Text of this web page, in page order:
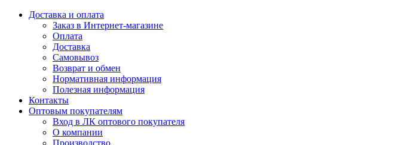
Доставка и оплата
Заказ в Интернет-магазине
Оплата
Доставка
Самовывоз
Возврат и обмен
Нормативная информация
Полезная информация
Контакты
Оптовым покупателям
Вход в ЛК оптового покупателя
О компании
Производство